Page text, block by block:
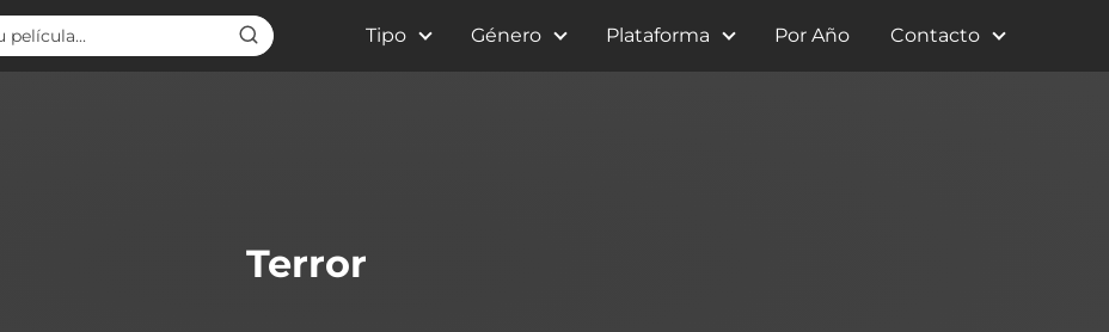
Tipo Género Plataforma Por Año Contacto
Terror